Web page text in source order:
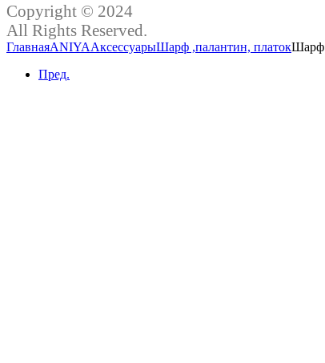
Copyright © 2024
All Rights Reserved.
ГлавнаяANIYAАксессуарыШарф ,палантин, платокШарф
Пред.